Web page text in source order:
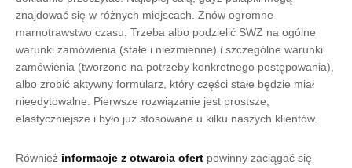
znajdować się w różnych miejscach. Znów ogromne
marnotrawstwo czasu. Trzeba albo podzielić SWZ na ogólne
warunki zamówienia (stałe i niezmienne) i szczególne warunki
zamówienia (tworzone na potrzeby konkretnego postępowania),
albo zrobić aktywny formularz, który części stałe będzie miał
nieedytowalne. Pierwsze rozwiązanie jest prostsze,
elastyczniejsze i było już stosowane u kilku naszych klientów.
Również informacje z otwarcia ofert powinny zaciągać się